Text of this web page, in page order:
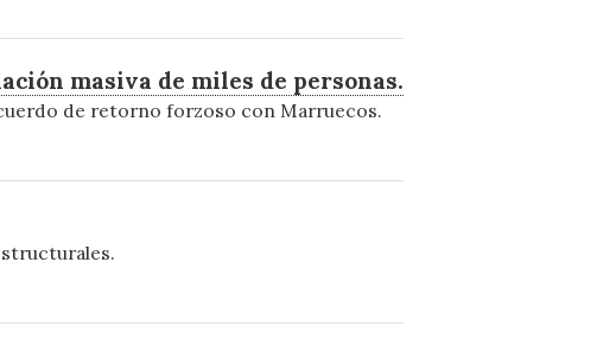
masiva de miles de personas.
de retorno forzoso con Marruecos.